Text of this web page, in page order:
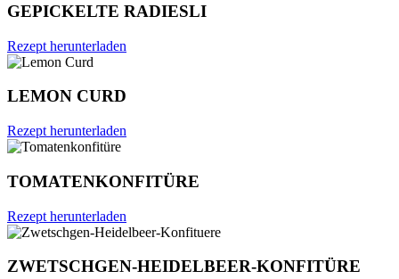
GEPICKELTE RADIESLI
Rezept herunterladen
LEMON CURD
Rezept herunterladen
TOMATENKONFITÜRE
Rezept herunterladen
ZWETSCHGEN-HEIDELBEER-KONFITÜRE